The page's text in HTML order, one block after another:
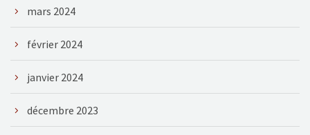
mars 2024
février 2024
janvier 2024
décembre 2023